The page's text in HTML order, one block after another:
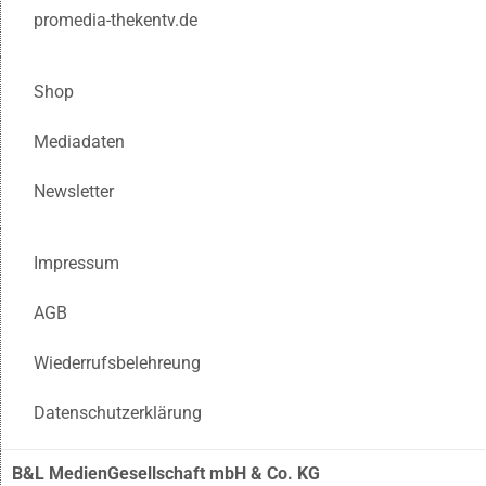
promedia-thekentv.de
Shop
Mediadaten
Newsletter
Impressum
AGB
Wiederrufsbelehreung
Datenschutzerklärung
B&L MedienGesellschaft mbH & Co. KG